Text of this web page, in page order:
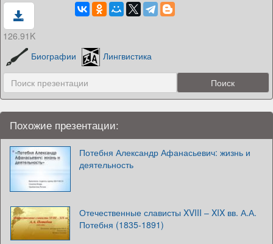
126.91K
Биографии
Лингвистика
Похожие презентации:
Потебня Александр Афанасьевич: жизнь и
деятельность
Отечественные слависты XVIII – XIX вв. А.А.
Потебня (1835-1891)